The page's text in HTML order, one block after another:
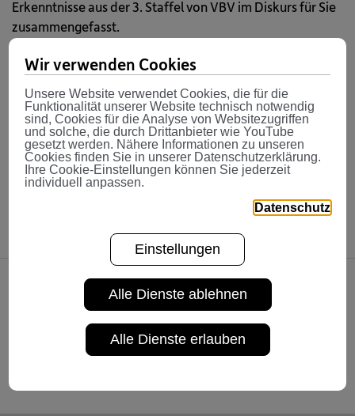
Erkenntnisse aus der 3. Staffel von VBV im Diskurs für Sie
zusammengefasst.
Neben einer kompakten Zusammenfassung der
Diskussionen erhalten Sie Einblicke in die Biografien
unserer Speaker, die mit ihrem Fachwissen und ihrer
Erfahrung die Debatte bereichert haben. Weitere
Highlights runden das E-Book ab und geben wertvolle
Impulse für eine nachhaltigere Zukunft – sowohl im
Finanzbereich als auch darüber hinaus.
Wir verwenden Cookies
Unsere Website verwendet Cookies, die für die
Funktionalität unserer Website technisch notwendig
sind, Cookies für die Analyse von Websitezugriffen
und solche, die durch Drittanbieter wie YouTube
gesetzt werden. Nähere Informationen zu unseren
Cookies finden Sie in unserer Datenschutzerklärung.
Ihre Cookie-Einstellungen können Sie jederzeit
individuell anpassen.
Datenschutz
Einstellungen
Alle Dienste ablehnen
Alle Dienste erlauben